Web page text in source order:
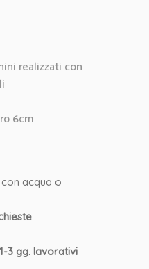
realizzati con
6cm
acqua o
3 gg. lavorativi